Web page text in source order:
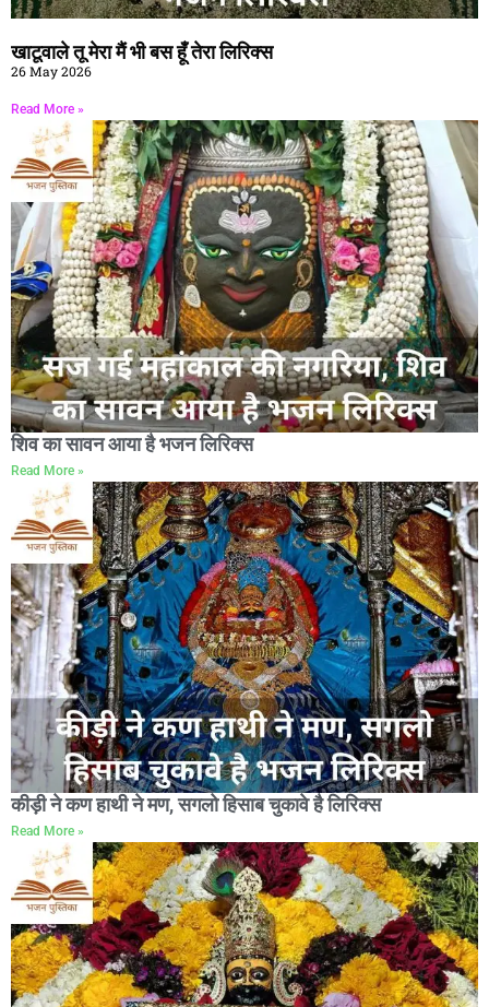
खाटूवाले तू मेरा मैं भी बस हूँ तेरा लिरिक्स
26 May 2026
Read More »
शिव का सावन आया है भजन लिरिक्स
Read More »
कीड़ी ने कण हाथी ने मण, सगलो हिसाब चुकावे है लिरिक्स
Read More »